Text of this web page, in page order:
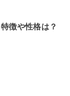
徴や性格は？